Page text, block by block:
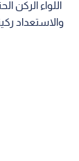
اللواء الركن
والاستعداد